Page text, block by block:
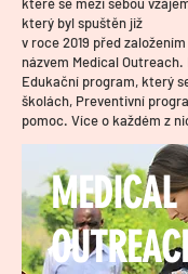
který byl spuštěn již
v roce 2019 před
názvem Medical
Edukační program, který
školách, Preventivní
pomoc. Více o každém z
MEDICAL